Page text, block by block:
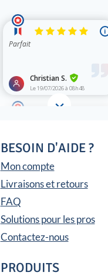
BESOIN D'AIDE ?
Mon compte
Livraisons et retours
FAQ
Solutions pour les pros
Contactez-nous
PRODUITS